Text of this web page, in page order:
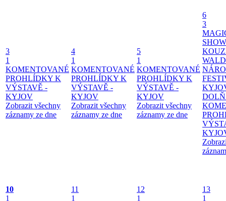
3
1
KOMENTOVANÉ
PROHLÍDKY K
VÝSTAVĚ -
KYJOV
Zobrazit všechny
záznamy ze dne
4
1
KOMENTOVANÉ
PROHLÍDKY K
VÝSTAVĚ -
KYJOV
Zobrazit všechny
záznamy ze dne
5
1
KOMENTOVANÉ
PROHLÍDKY K
VÝSTAVĚ -
KYJOV
Zobrazit všechny
záznamy ze dne
6
3
10
1
11
1
12
1
13
1